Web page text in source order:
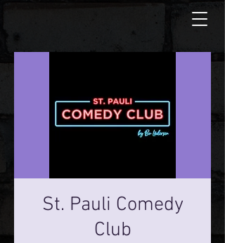
St. Pauli Comedy
Club